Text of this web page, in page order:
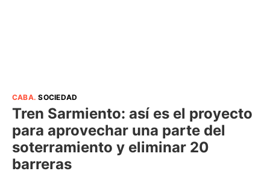
CABA.SOCIEDAD
Tren Sarmiento: así es el proyecto
para aprovechar una parte del
soterramiento y eliminar 20
barreras